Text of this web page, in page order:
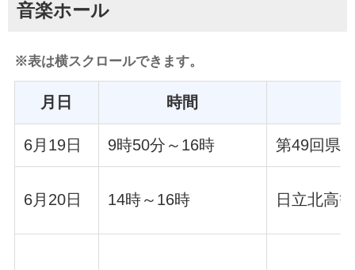
音楽ホール
※表は横スクロールできます。
月日 時間
6月19日 9時50分～16時 第49回県
6月20日 14時～16時 日立北高